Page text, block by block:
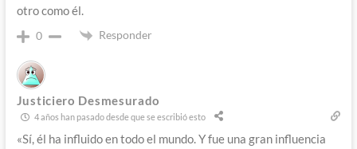
otro como él.
0 Responder
Justiciero Desmesurado
4 años han pasado desde que se escribió esto
«Sí, él ha influido en todo el mundo. Y fue una gran influencia